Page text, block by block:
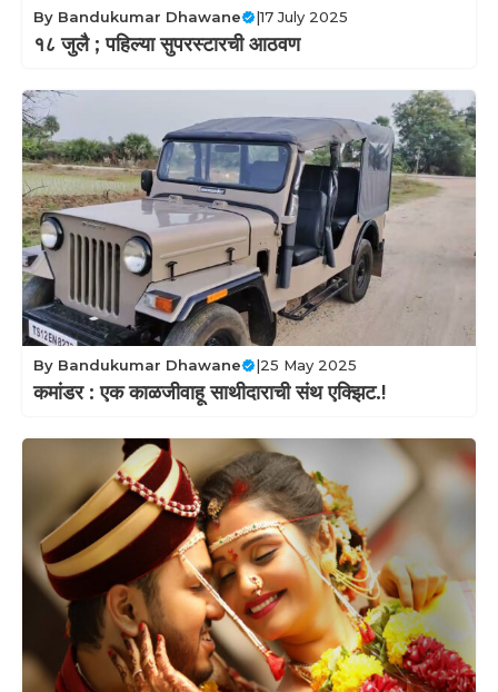
By Bandukumar Dhawane |17 July 2025
१८ जुलै ; पहिल्या सुपरस्टारची आठवण
By Bandukumar Dhawane |25 May 2025
कमांडर : एक काळजीवाहू साथीदाराची संथ एक्झिट.!